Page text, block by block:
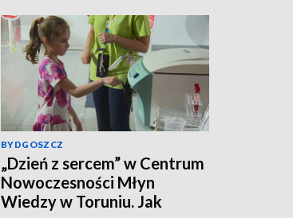
BYDGOSZCZ
„Dzień z sercem” w Centrum
Nowoczesności Młyn
Wiedzy w Toruniu. Jak